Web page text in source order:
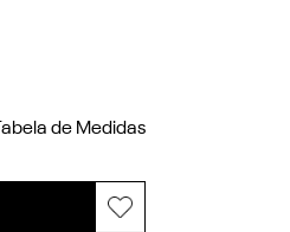
Tabela de Medidas